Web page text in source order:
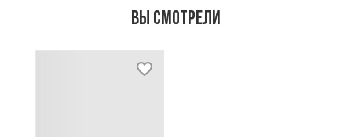
Вы смотрели